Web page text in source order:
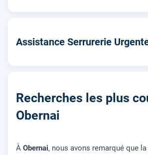
Assistance Serrurerie
Recherches les plus
Obernai
À Obernai, nous avons remarqué que